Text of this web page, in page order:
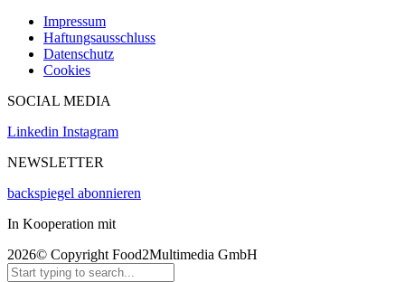
Impressum
Haftungsausschluss
Datenschutz
Cookies
SOCIAL MEDIA
Linkedin Instagram
NEWSLETTER
backspiegel abonnieren
In Kooperation mit
2026© Copyright Food2Multimedia GmbH